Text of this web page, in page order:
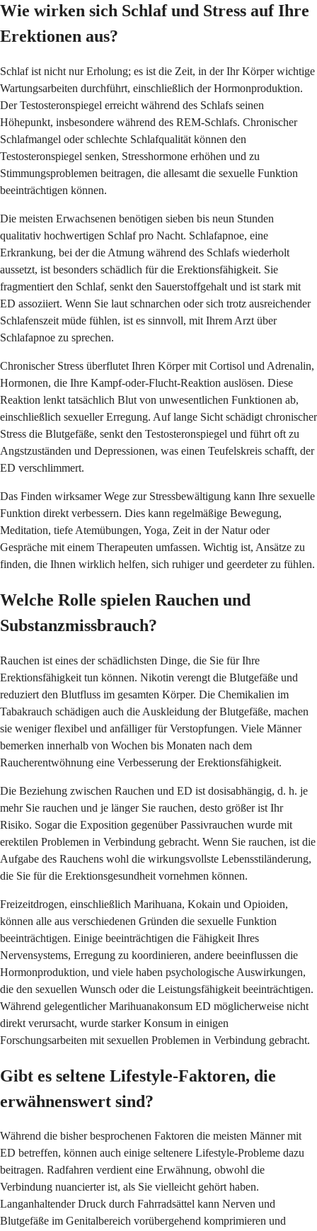
Wie wirken sich Schlaf und Stress auf Ihre
Erektionen aus?
Schlaf ist nicht nur Erholung; es ist die Zeit, in der Ihr Körper wichtige
Wartungsarbeiten durchführt, einschließlich der Hormonproduktion.
Der Testosteronspiegel erreicht während des Schlafs seinen
Höhepunkt, insbesondere während des REM-Schlafs. Chronischer
Schlafmangel oder schlechte Schlafqualität können den
Testosteronspiegel senken, Stresshormone erhöhen und zu
Stimmungsproblemen beitragen, die allesamt die sexuelle Funktion
beeinträchtigen können.
Die meisten Erwachsenen benötigen sieben bis neun Stunden
qualitativ hochwertigen Schlaf pro Nacht. Schlafapnoe, eine
Erkrankung, bei der die Atmung während des Schlafs wiederholt
aussetzt, ist besonders schädlich für die Erektionsfähigkeit. Sie
fragmentiert den Schlaf, senkt den Sauerstoffgehalt und ist stark mit
ED assoziiert. Wenn Sie laut schnarchen oder sich trotz ausreichender
Schlafenszeit müde fühlen, ist es sinnvoll, mit Ihrem Arzt über
Schlafapnoe zu sprechen.
Chronischer Stress überflutet Ihren Körper mit Cortisol und Adrenalin,
Hormonen, die Ihre Kampf-oder-Flucht-Reaktion auslösen. Diese
Reaktion lenkt tatsächlich Blut von unwesentlichen Funktionen ab,
einschließlich sexueller Erregung. Auf lange Sicht schädigt chronischer
Stress die Blutgefäße, senkt den Testosteronspiegel und führt oft zu
Angstzuständen und Depressionen, was einen Teufelskreis schafft, der
ED verschlimmert.
Das Finden wirksamer Wege zur Stressbewältigung kann Ihre sexuelle
Funktion direkt verbessern. Dies kann regelmäßige Bewegung,
Meditation, tiefe Atemübungen, Yoga, Zeit in der Natur oder
Gespräche mit einem Therapeuten umfassen. Wichtig ist, Ansätze zu
finden, die Ihnen wirklich helfen, sich ruhiger und geerdeter zu fühlen.
Welche Rolle spielen Rauchen und
Substanzmissbrauch?
Rauchen ist eines der schädlichsten Dinge, die Sie für Ihre
Erektionsfähigkeit tun können. Nikotin verengt die Blutgefäße und
reduziert den Blutfluss im gesamten Körper. Die Chemikalien im
Tabakrauch schädigen auch die Auskleidung der Blutgefäße, machen
sie weniger flexibel und anfälliger für Verstopfungen. Viele Männer
bemerken innerhalb von Wochen bis Monaten nach dem
Raucherentwöhnung eine Verbesserung der Erektionsfähigkeit.
Die Beziehung zwischen Rauchen und ED ist dosisabhängig, d. h. je
mehr Sie rauchen und je länger Sie rauchen, desto größer ist Ihr
Risiko. Sogar die Exposition gegenüber Passivrauchen wurde mit
erektilen Problemen in Verbindung gebracht. Wenn Sie rauchen, ist die
Aufgabe des Rauchens wohl die wirkungsvollste Lebensstiländerung,
die Sie für die Erektionsgesundheit vornehmen können.
Freizeitdrogen, einschließlich Marihuana, Kokain und Opioiden,
können alle aus verschiedenen Gründen die sexuelle Funktion
beeinträchtigen. Einige beeinträchtigen die Fähigkeit Ihres
Nervensystems, Erregung zu koordinieren, andere beeinflussen die
Hormonproduktion, und viele haben psychologische Auswirkungen,
die den sexuellen Wunsch oder die Leistungsfähigkeit beeinträchtigen.
Während gelegentlicher Marihuanakonsum ED möglicherweise nicht
direkt verursacht, wurde starker Konsum in einigen
Forschungsarbeiten mit sexuellen Problemen in Verbindung gebracht.
Gibt es seltene Lifestyle-Faktoren, die
erwähnenswert sind?
Während die bisher besprochenen Faktoren die meisten Männer mit
ED betreffen, können auch einige seltenere Lifestyle-Probleme dazu
beitragen. Radfahren verdient eine Erwähnung, obwohl die
Verbindung nuancierter ist, als Sie vielleicht gehört haben.
Langanhaltender Druck durch Fahrradsättel kann Nerven und
Blutgefäße im Genitalbereich vorübergehend komprimieren und